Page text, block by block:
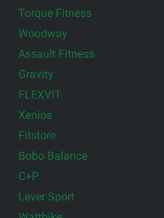
Torque Fitness
Woodway
Assault Fitness
Gravity
FLEXVIT
Xenios
Fitstore
Bobo Balance
C+P
Lever Sport